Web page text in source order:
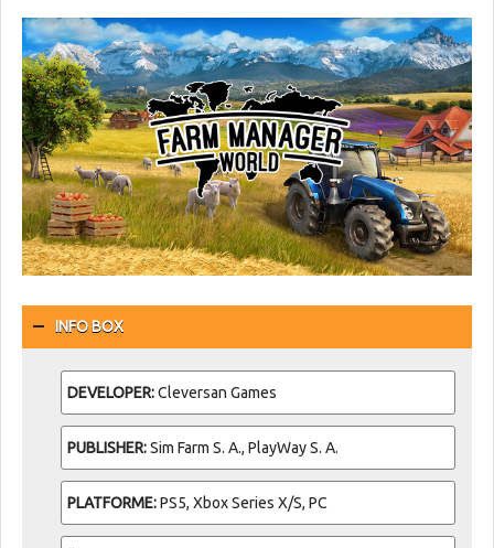
INFO BOX
DEVELOPER:Cleversan Games
PUBLISHER:Sim Farm S. A., PlayWay S. A.
PLATFORME:PS5, Xbox Series X/S, PC